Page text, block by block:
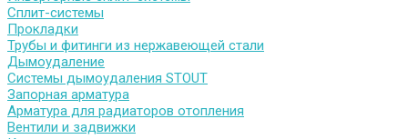
Сплит-системы
Прокладки
Трубы и фитинги из нержавеющей стали
Дымоудаление
Системы дымоудаления STOUT
Запорная арматура
Арматура для радиаторов отопления
Вентили и задвижки